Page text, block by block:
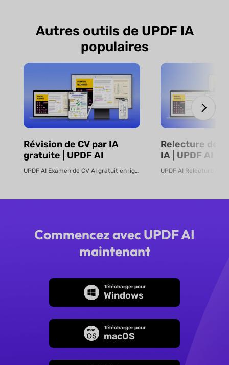
Autres outils de UPDF IA
populaires
Révision de CV par IA
gratuite | UPDF AI
UPDF AI Examen de CV AI gratuit en ligne Téléchargez votre CV, votre let...
Relecture de
IA | UPDF AI
Commencez avec UPDF AI
maintenant
Télécharger pour
Windows
Télécharger pour
macOS